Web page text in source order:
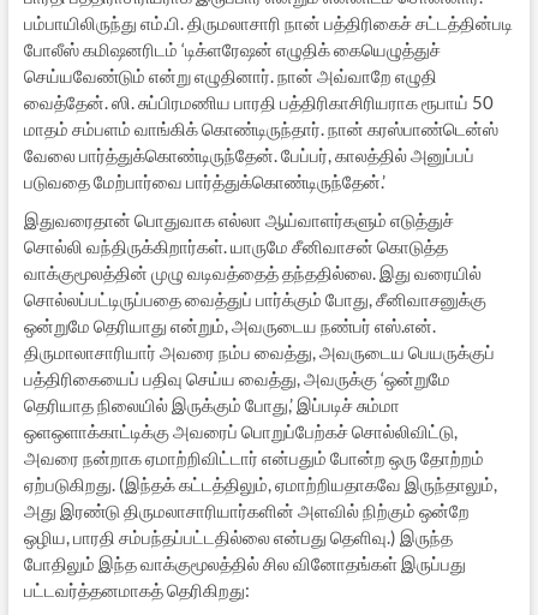
பம்பாயிலிருந்து எம்.பி. திருமலாசாரி நான் பத்திரிகைச் சட்டத்தின்படி
போலீஸ் கமிஷனரிடம் ‘டிக்ளரேஷன் எழுதிக் கையெழுத்துச்
செய்யவேண்டும் என்று எழுதினார். நான் அவ்வாறே எழுதி
வைத்தேன். ஸி. சுப்பிரமணிய பாரதி பத்திரிகாசிரியராக ரூபாய் 50
மாதம் சம்பளம் வாங்கிக் கொண்டிருந்தார். நான் கரஸ்பாண்டென்ஸ்
வேலை பார்த்துக்கொண்டிருந்தேன். பேப்பர், காலத்தில் அனுப்பப்
படுவதை மேற்பார்வை பார்த்துக்கொண்டிருந்தேன்.’
இதுவரைதான் பொதுவாக எல்லா ஆய்வாளர்களும் எடுத்துச்
சொல்லி வந்திருக்கிறார்கள். யாருமே சீனிவாசன் கொடுத்த
வாக்குமூலத்தின் முழு வடிவத்தைத் தந்ததில்லை. இது வரையில்
சொல்லப்பட்டிருப்பதை வைத்துப் பார்க்கும் போது, சீனிவாசனுக்கு
ஒன்றுமே தெரியாது என்றும், அவருடைய நண்பர் எஸ்.என்.
திருமாலாசாரியார் அவரை நம்ப வைத்து, அவருடைய பெயருக்குப்
பத்திரிகையைப் பதிவு செய்ய வைத்து, அவருக்கு ‘ஒன்றுமே
தெரியாத நிலையில் இருக்கும் போது,’ இப்படிச் சும்மா
ஒளஒளாக்காட்டிக்கு அவரைப் பொறுப்பேற்கச் சொல்லிவிட்டு,
அவரை நன்றாக ஏமாற்றிவிட்டார் என்பதும் போன்ற ஒரு தோற்றம்
ஏற்படுகிறது. (இந்தக் கட்டத்திலும், ஏமாற்றியதாகவே இருந்தாலும்,
அது இரண்டு திருமலாசாரியார்களின் அளவில் நிற்கும் ஒன்றே
ஒழிய, பாரதி சம்பந்தப்பட்டதில்லை என்பது தெளிவு.) இருந்த
போதிலும் இந்த வாக்குமூலத்தில் சில வினோதங்கள் இருப்பது
பட்டவர்த்தனமாகத் தெரிகிறது: